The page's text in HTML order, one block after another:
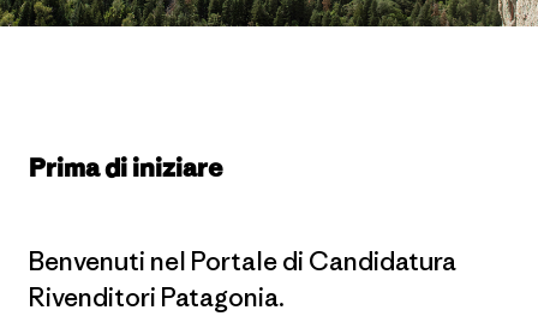
​Prima di iniziare
Benvenuti nel Portale di Candidatura
Rivenditori Patagonia.